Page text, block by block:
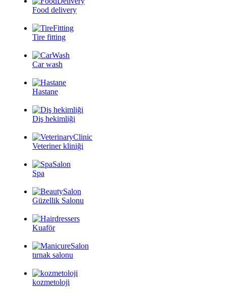
Food delivery
Tire fitting
Car wash
Hastane
Diş hekimliği
Veteriner kliniği
Spa
Güzellik Salonu
Kuaför
tırnak salonu
kozmetoloji